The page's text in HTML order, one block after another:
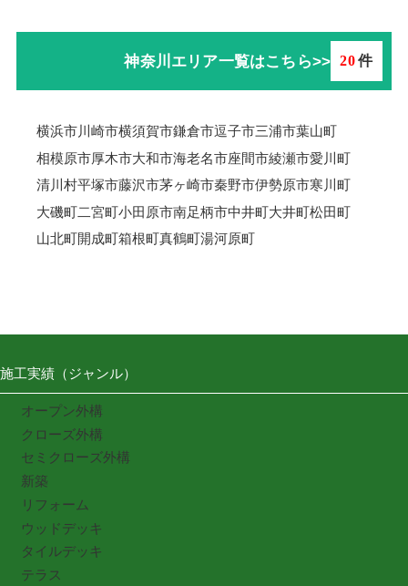
神奈川エリア一覧はこちら>> 20件
横浜市川崎市横須賀市鎌倉市逗子市三浦市葉山町
相模原市厚木市大和市海老名市座間市綾瀬市愛川町
清川村平塚市藤沢市茅ヶ崎市秦野市伊勢原市寒川町
大磯町二宮町小田原市南足柄市中井町大井町松田町
山北町開成町箱根町真鶴町湯河原町
施工実績（ジャンル）
オープン外構
クローズ外構
セミクローズ外構
新築
リフォーム
ウッドデッキ
タイルデッキ
テラス